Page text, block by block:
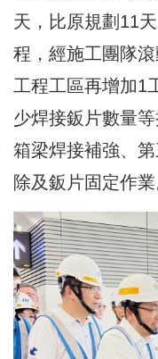
天，比原規劃11
程，經施工團隊
工程工區再增加1
少焊接鈑片數量
箱梁焊接補強、
除及鈑片固定作業